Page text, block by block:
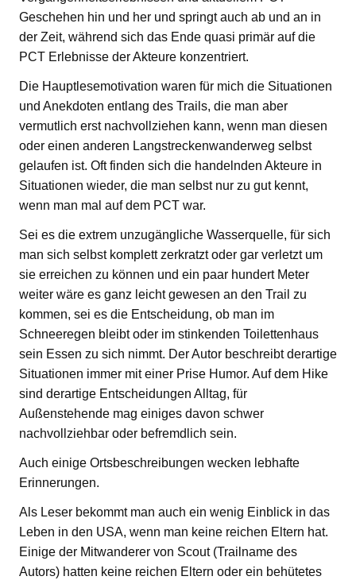
Geschehen hin und her und springt auch ab und an in
der Zeit, während sich das Ende quasi primär auf die
PCT Erlebnisse der Akteure konzentriert.
Die Hauptlesemotivation waren für mich die Situationen
und Anekdoten entlang des Trails, die man aber
vermutlich erst nachvollziehen kann, wenn man diesen
oder einen anderen Langstreckenwanderweg selbst
gelaufen ist. Oft finden sich die handelnden Akteure in
Situationen wieder, die man selbst nur zu gut kennt,
wenn man mal auf dem PCT war.
Sei es die extrem unzugängliche Wasserquelle, für sich
man sich selbst komplett zerkratzt oder gar verletzt um
sie erreichen zu können und ein paar hundert Meter
weiter wäre es ganz leicht gewesen an den Trail zu
kommen, sei es die Entscheidung, ob man im
Schneeregen bleibt oder im stinkenden Toilettenhaus
sein Essen zu sich nimmt. Der Autor beschreibt derartige
Situationen immer mit einer Prise Humor. Auf dem Hike
sind derartige Entscheidungen Alltag, für
Außenstehende mag einiges davon schwer
nachvollziehbar oder befremdlich sein.
Auch einige Ortsbeschreibungen wecken lebhafte
Erinnerungen.
Als Leser bekommt man auch ein wenig Einblick in das
Leben in den USA, wenn man keine reichen Eltern hat.
Einige der Mitwanderer von Scout (Trailname des
Autors) hatten keine reichen Eltern oder ein behütetes